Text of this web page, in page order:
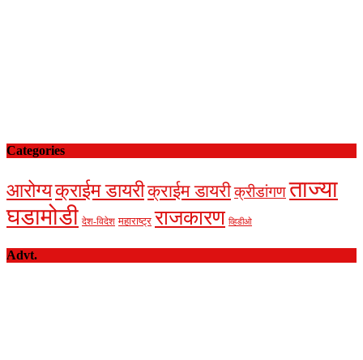
Categories
आरोग्यक्राईम डायरीक्राईम डायरीक्रीडांगणताज्या
घडामोडी देश-विदेश महाराष्ट्र राजकारण व्हिडीओ
Advt.